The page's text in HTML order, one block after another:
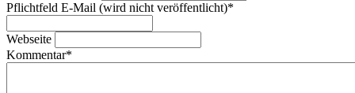
Pflichtfeld E-Mail (wird nicht veröffentlicht)*
Webseite
Kommentar*